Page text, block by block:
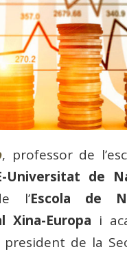
, professor de
Universitat de
l’Escola de
Xina-Europa i
de la